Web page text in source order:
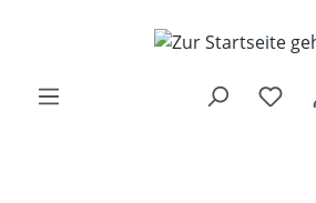
Zum Hauptinhalt springen